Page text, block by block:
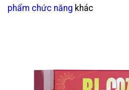
phẩm chức năng khác